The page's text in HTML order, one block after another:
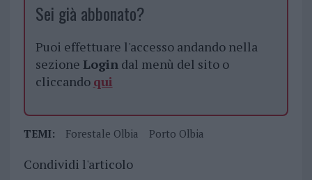
Sei già abbonato?
Puoi effettuare l'accesso andando nella
sezione Logindal menù del sito o
cliccando qui
TEMI: Forestale Olbia Porto Olbia
Condividi l'articolo